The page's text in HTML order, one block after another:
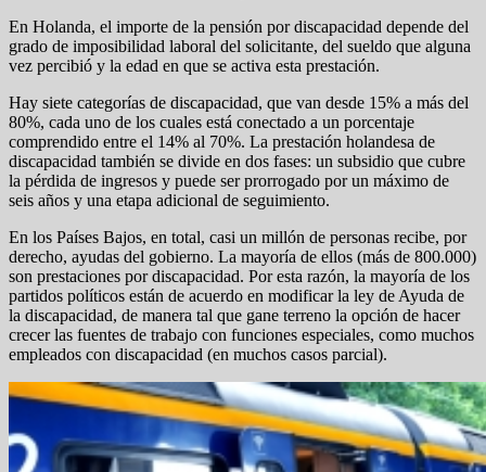
En Holanda, el importe de la pensión por discapacidad depende del
grado de imposibilidad laboral del solicitante, del sueldo que alguna
vez percibió y la edad en que se activa esta prestación.
Hay siete categorías de discapacidad, que van desde 15% a más del
80%, cada uno de los cuales está conectado a un porcentaje
comprendido entre el 14% al 70%. La prestación holandesa de
discapacidad también se divide en dos fases: un subsidio que cubre
la pérdida de ingresos y puede ser prorrogado por un máximo de
seis años y una etapa adicional de seguimiento.
En los Países Bajos, en total, casi un millón de personas recibe, por
derecho, ayudas del gobierno. La mayoría de ellos (más de 800.000)
son prestaciones por discapacidad. Por esta razón, la mayoría de los
partidos políticos están de acuerdo en modificar la ley de Ayuda de
la discapacidad, de manera tal que gane terreno la opción de hacer
crecer las fuentes de trabajo con funciones especiales, como muchos
empleados con discapacidad (en muchos casos parcial).